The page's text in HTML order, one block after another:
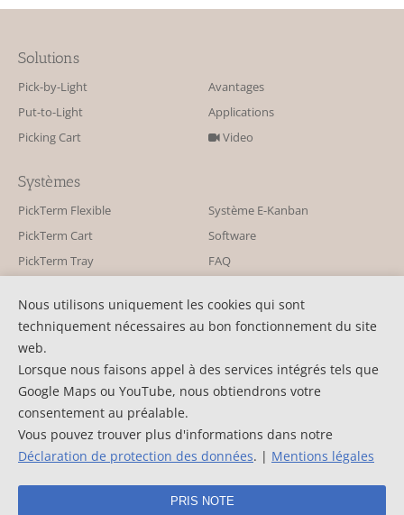
Solutions
Pick-by-Light
Put-to-Light
Picking Cart
Avantages
Applications
Video
Systèmes
PickTerm Flexible
PickTerm Cart
PickTerm Tray
Système E-Kanban
Software
FAQ
Contact
KBS Industrieelektronik GmbH
Burkheimer Str. 10
D-79111 Freiburg
Tél. : +49 761 45255-0
Fax : +49 761 45255-90
actualités
Newsletter
©2026 KBS Industrieelektronik GmbH
Mentions légales
Nous utilisons uniquement les cookies qui sont
techniquement nécessaires au bon fonctionnement du site
web.
Lorsque nous faisons appel à des services intégrés tels que
Google Maps ou YouTube, nous obtiendrons votre
consentement au préalable.
Vous pouvez trouver plus d'informations dans notre
Déclaration de protection des données. | Mentions légales
PRIS NOTE